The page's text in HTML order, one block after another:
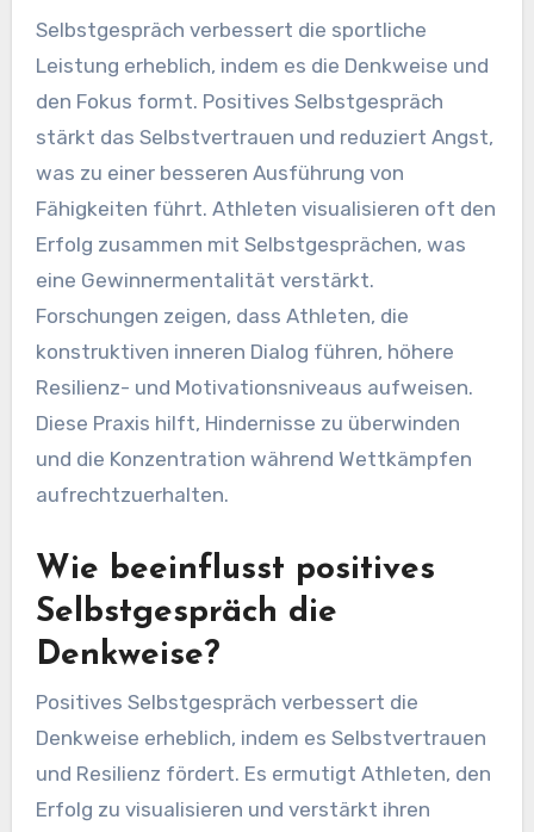
Selbstgespräch verbessert die sportliche
Leistung erheblich, indem es die Denkweise und
den Fokus formt. Positives Selbstgespräch
stärkt das Selbstvertrauen und reduziert Angst,
was zu einer besseren Ausführung von
Fähigkeiten führt. Athleten visualisieren oft den
Erfolg zusammen mit Selbstgesprächen, was
eine Gewinnermentalität verstärkt.
Forschungen zeigen, dass Athleten, die
konstruktiven inneren Dialog führen, höhere
Resilienz- und Motivationsniveaus aufweisen.
Diese Praxis hilft, Hindernisse zu überwinden
und die Konzentration während Wettkämpfen
aufrechtzuerhalten.
Wie beeinflusst positives
Selbstgespräch die
Denkweise?
Positives Selbstgespräch verbessert die
Denkweise erheblich, indem es Selbstvertrauen
und Resilienz fördert. Es ermutigt Athleten, den
Erfolg zu visualisieren und verstärkt ihren